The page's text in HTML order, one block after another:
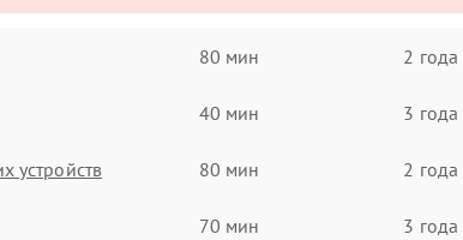
80 мин 2 года
40 мин 3 года
устройств 80 мин 2 года
70 мин 3 года